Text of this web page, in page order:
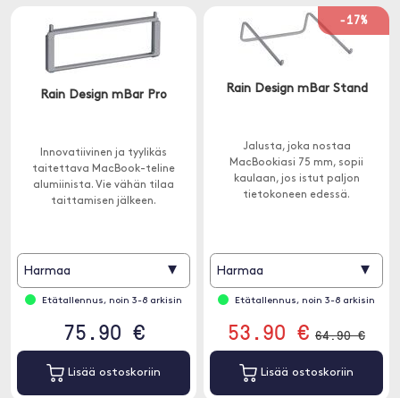
Rain Design mBar Pro
Innovatiivinen ja tyylikäs
taitettava MacBook-teline
alumiinista. Vie vähän tilaa
taittamisen jälkeen.
Harmaa ▾
Etätallennus, noin 3-8 arkisin
75.90 €
Lisää ostoskoriin
-17%
Rain Design mBar Stand
Jalusta, joka nostaa
MacBookiasi 75 mm, sopii
kaulaan, jos istut paljon
tietokoneen edessä.
Harmaa ▾
Etätallennus, noin 3-8 arkisin
53.90 € 64.90 €
Lisää ostoskoriin